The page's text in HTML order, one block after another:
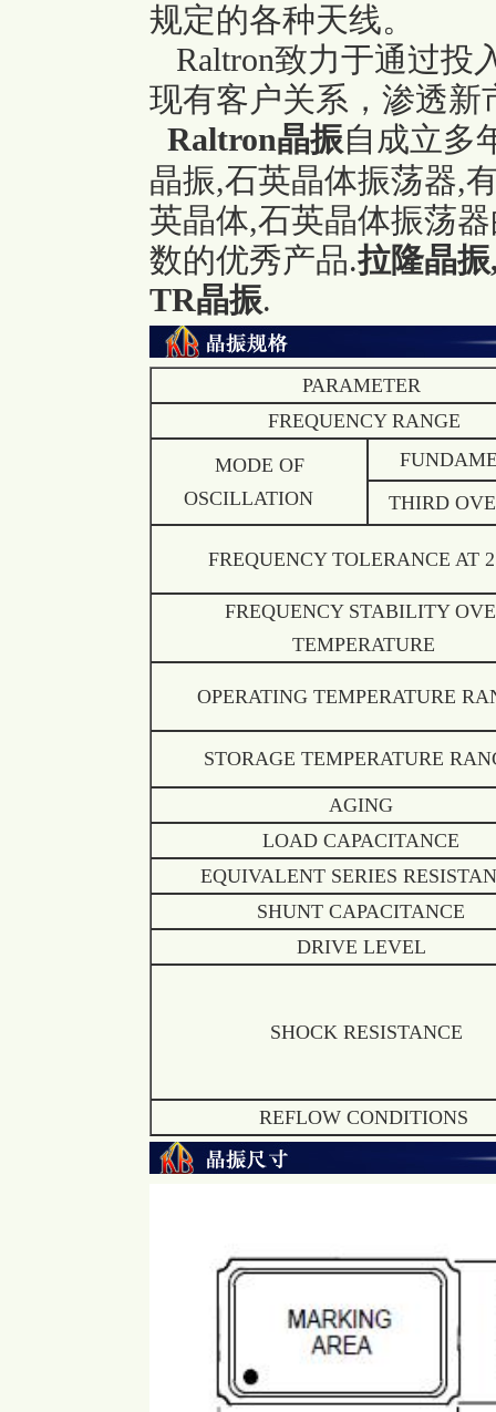
规定的各种天线。
Raltron致力于通过投
现有客户关系，渗透
Raltron晶振自成立多
晶振,石英晶体振荡器,
英晶体,石英晶体振荡
数的优秀产品.拉隆晶振
TR晶振.
PARAMETER
FREQUENCY RANGE
MODE OF
OSCILLATION
THIRD
FREQUENCY TOLERANCE AT
FREQUENCY STABILITY
TEMPERATURE
OPERATING TEMPERATURE
STORAGE TEMPERATURE
AGING
LOAD CAPACITANCE
EQUIVALENT SERIES
SHUNT CAPACITANCE
DRIVE LEVEL
SHOCK RESISTANCE
REFLOW CONDITIONS